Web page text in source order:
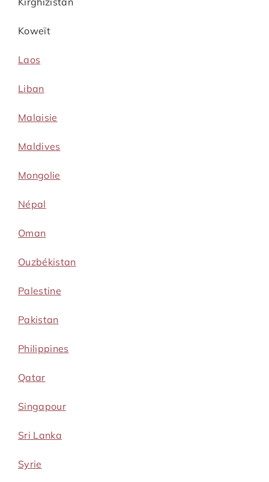
Koweït
Laos
Liban
Malaisie
Maldives
Mongolie
Népal
Oman
Ouzbékistan
Palestine
Pakistan
Philippines
Qatar
Singapour
Sri Lanka
Syrie